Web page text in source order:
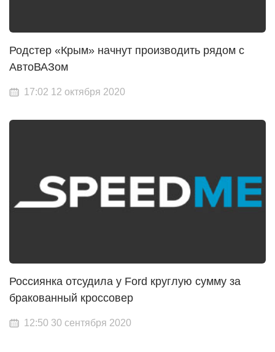
Родстер «Крым» начнут производить рядом с
АвтоВАЗом
17:02 12 октября 2020
Россиянка отсудила у Ford круглую сумму за
бракованный кроссовер
12:50 30 сентября 2020